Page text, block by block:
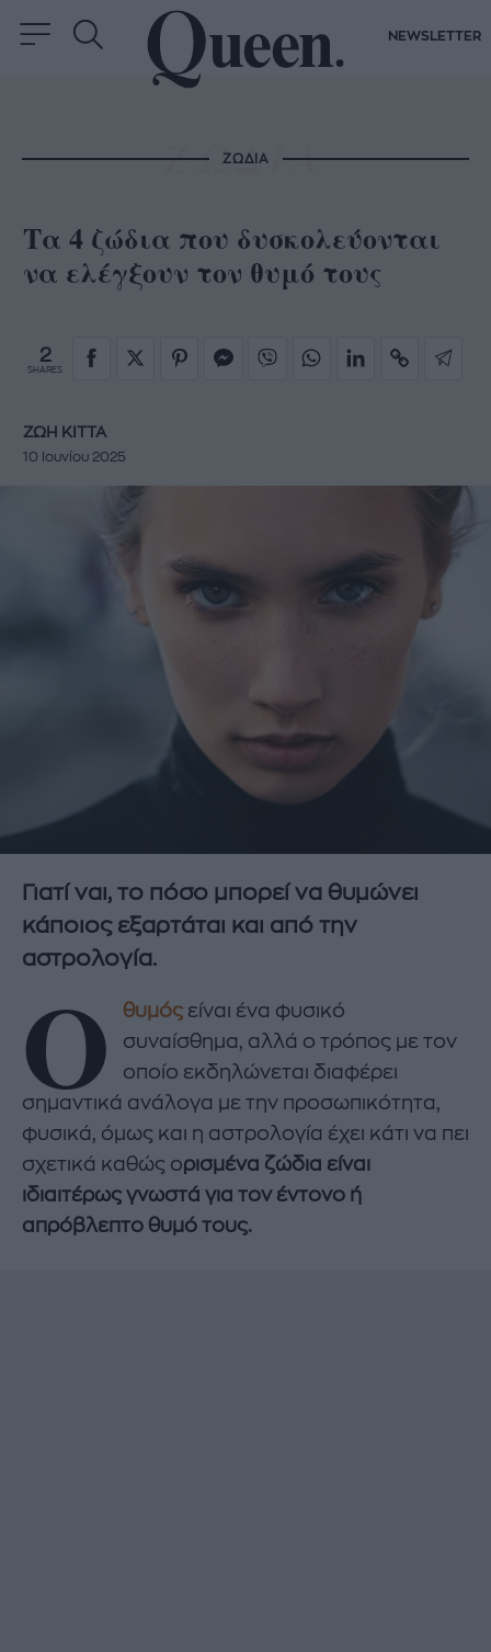
NEWSLETTER
ΖΩΔΙΑ
Τα 4 ζώδια που δυσκολεύονται
να ελέγξουν τον θυμό τους
2
SHARES
ΖΩΗ ΚΙΤΤΑ
10 Ιουνίου 2025
Γιατί ναι, το πόσο μπορεί να θυμώνει
κάποιος εξαρτάται και από την
αστρολογία.
Ο θυμός είναι ένα φυσικό
συναίσθημα, αλλά ο τρόπος με τον
οποίο εκδηλώνεται διαφέρει
σημαντικά ανάλογα με την προσωπικότητα,
φυσικά, όμως και η αστρολογία έχει κάτι να πει
σχετικά καθώς ορισμένα ζώδια είναι
ιδιαιτέρως γνωστά για τον έντονο ή
απρόβλεπτο θυμό τους.